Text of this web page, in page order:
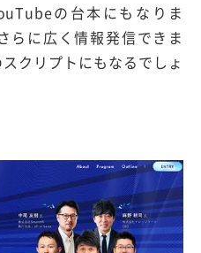
の台本にもなりま
らに広く情報発信できま
クリプトにもなるでしょ